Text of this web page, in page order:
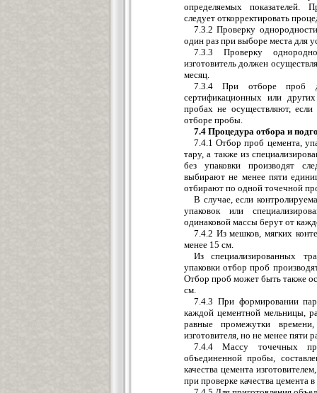
определяемых показателей.
следует откорректировать
7.3.2 Проверку
один раз при выборе места для
7.3.3 Проверку
изготовитель должен
месяц.
7.3.4 При отборе проб
сертификационных или
пробах не осуществляют,
отборе пробы.
7.4 Процедура отбора и
7.4.1 Отбор проб цемента,
тару, а также из
без упаковки производят
выбирают не менее пяти
отбирают по одной точечной
В случае, если
упаковок или
одинаковой массы берут от
7.4.2 Из мешков, мягких
менее 15 см.
Из специализированных
упаковки отбор проб
Отбор проб может быть также
см.
7.4.3 При формировании
каждой цементной мельницы,
равные промежутки времени,
изготовителя, но не менее пяти
7.4.4 Массу точечных
объединенной пробы,
качества цемента
при проверке качества цемента